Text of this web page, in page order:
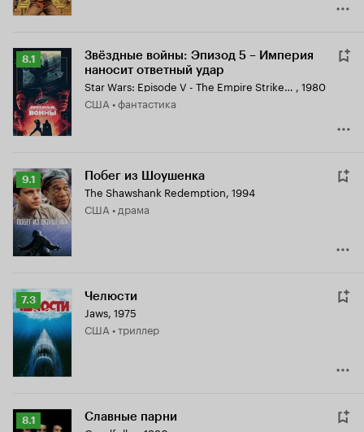
Рейтинг
Кинопоиска
8.1
8.1
Звёздные войны: Эпизод 5 – Империя
наносит ответный удар
Star Wars: Episode V - The Empire Strikes Back , 1980
США • фантастика
Рейтинг
Кинопоиска
9.1
9.1 Побег из Шоушенка
The Shawshank Redemption, 1994
США • драма
Рейтинг
Кинопоиска
7.3
7.3 Челюсти
Jaws, 1975
США • триллер
Рейтинг
8.1 Славные парни